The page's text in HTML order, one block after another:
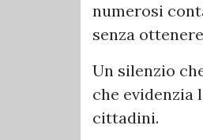
numerosi
senza
Un silenzio
che
cittadini.